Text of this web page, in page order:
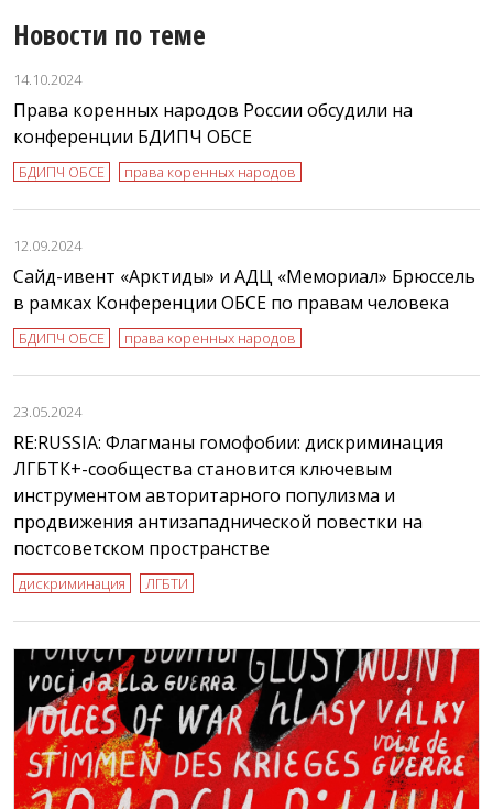
Новости по теме
14.10.2024
Права коренных народов России обсудили на
конференции БДИПЧ ОБСЕ
БДИПЧ ОБСЕ права коренных народов
12.09.2024
Сайд-ивент «Арктиды» и АДЦ «Мемориал» Брюссель
в рамках Конференции ОБСЕ по правам человека
БДИПЧ ОБСЕ права коренных народов
23.05.2024
RE:RUSSIA: Флагманы гомофобии: дискриминация
ЛГБТК+-сообщества становится ключевым
инструментом авторитарного популизма и
продвижения антизападнической повестки на
постсоветском пространстве
дискриминация ЛГБТИ